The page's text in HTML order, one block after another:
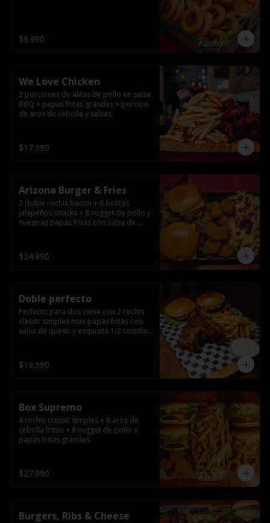
$9.990
We Love Chicken
2 porciones de alitas de pollo en salsa
BBQ + papas fritas grandes + porcion
de aros de cebolla y salsas.
$17.990
Arizona Burger & Fries
2 doble rochis bacon + 6 bolitas
jalapeños snacks + 8 nugget de pollo y
nuestras papas fritas con salsa de
$24.990
Doble perfecto
Perfecto para dos viene con 2 rochis
classic simples mas papas fritas con
salsa de queso y exquisita 1/2 costilla
$19.990
Box Supremo
4 rochis classic simples + 8 aros de
cebolla fritos + 8 nugget de pollo +
papas fritas grandes.
$27.990
Burgers, Ribs & Cheese